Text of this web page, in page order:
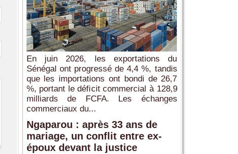
En juin 2026, les exportations du
Sénégal ont progressé de 4,4 %, tandis
que les importations ont bondi de 26,7
%, portant le déficit commercial à 128,9
milliards de FCFA. Les échanges
commerciaux du...
Ngaparou : après 33 ans de
mariage, un conflit entre ex-
époux devant la justice